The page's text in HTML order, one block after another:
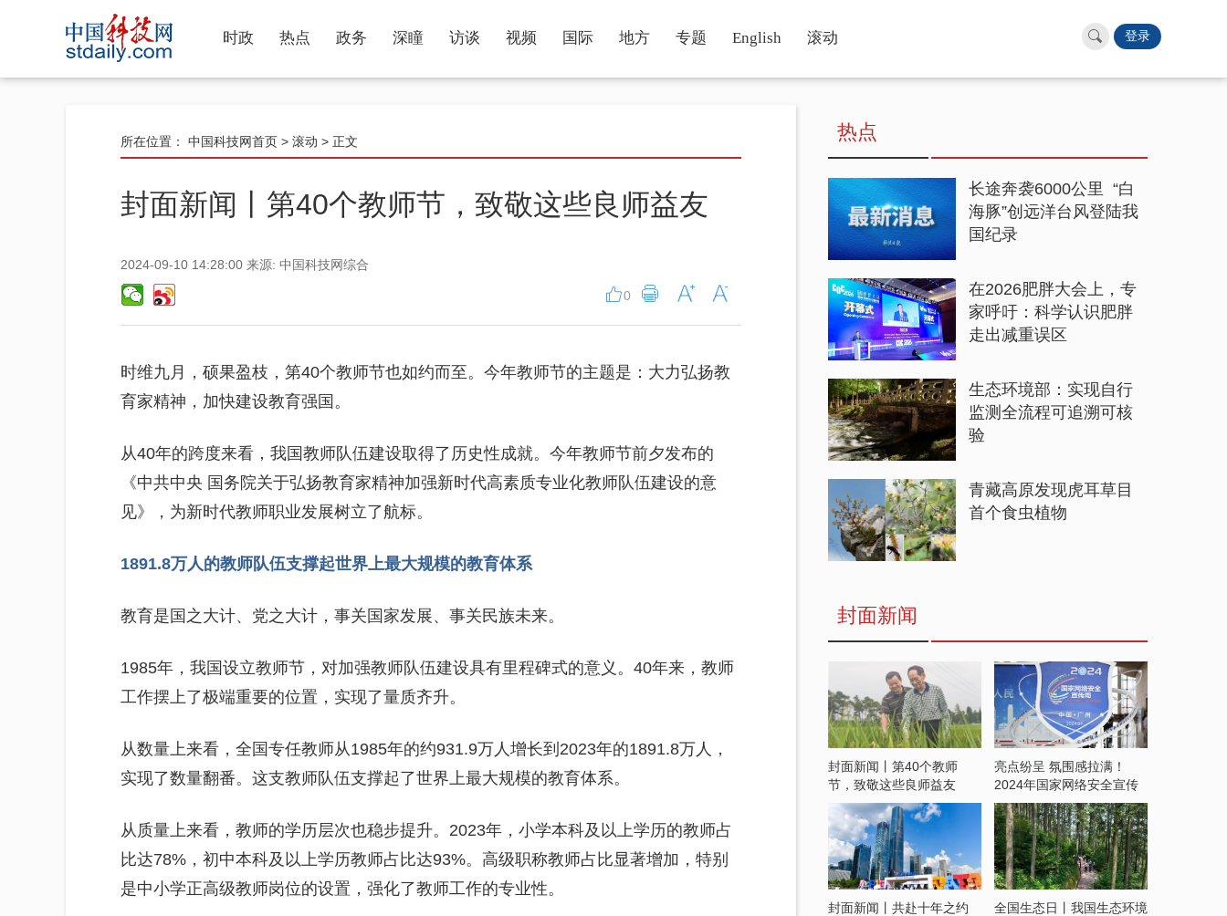
时政 热点 政务 深瞳 访谈 视频 国际 地方 专题 English 滚动 登录
所在位置： 中国科技网首页 > 滚动 > 正文
封面新闻丨第40个教师节，致敬这些良师益友
2024-09-10 14:28:00 来源: 中国科技网综合
0
时维九月，硕果盈枝，第40个教师节也如约而至。今年教师节的主题是：大力弘扬教
育家精神，加快建设教育强国。
从40年的跨度来看，我国教师队伍建设取得了历史性成就。今年教师节前夕发布的
《中共中央 国务院关于弘扬教育家精神加强新时代高素质专业化教师队伍建设的意
见》，为新时代教师职业发展树立了航标。
1891.8万人的教师队伍支撑起世界上最大规模的教育体系
教育是国之大计、党之大计，事关国家发展、事关民族未来。
1985年，我国设立教师节，对加强教师队伍建设具有里程碑式的意义。40年来，教师
工作摆上了极端重要的位置，实现了量质齐升。
从数量上来看，全国专任教师从1985年的约931.9万人增长到2023年的1891.8万人，
实现了数量翻番。这支教师队伍支撑起了世界上最大规模的教育体系。
从质量上来看，教师的学历层次也稳步提升。2023年，小学本科及以上学历的教师占
比达78%，初中本科及以上学历教师占比达93%。高级职称教师占比显著增加，特别
是中小学正高级教师岗位的设置，强化了教师工作的专业性。
热点
长途奔袭6000公里 “白
海豚”创远洋台风登陆我
国纪录
在2026肥胖大会上，专
家呼吁：科学认识肥胖
走出减重误区
生态环境部：实现自行
监测全流程可追溯可核
验
青藏高原发现虎耳草目
首个食虫植物
封面新闻
封面新闻丨第40个教师
节，致敬这些良师益友
亮点纷呈 氛围感拉满！
2024年国家网络安全宣传
周开启
封面新闻丨共赴十年之约
全国生态日丨我国生态环境